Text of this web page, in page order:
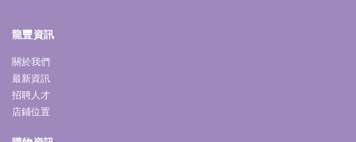
龍豐資訊
關於我們
最新資訊
招聘人才
店鋪位置